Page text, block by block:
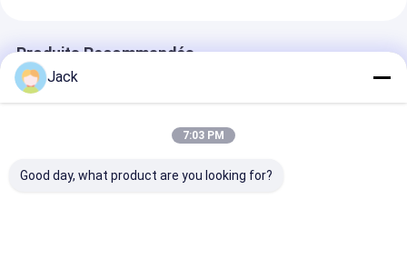
Produits Recommandés
Jack
7:03 PM
Good day, what product are you looking for?